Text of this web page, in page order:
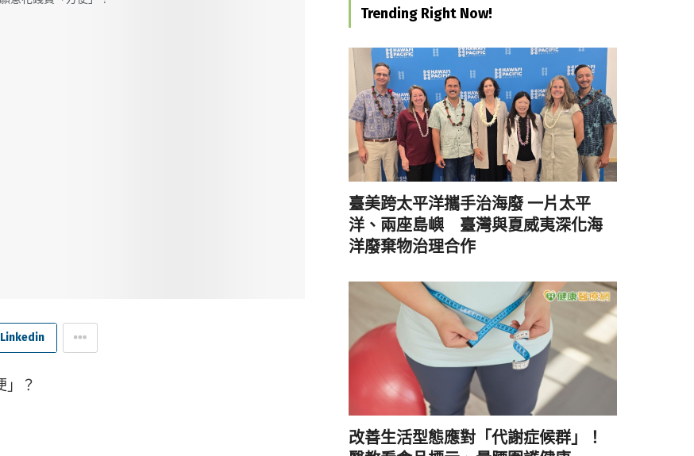
Linkedin
Trending Right Now!
臺美跨太平洋攜手治海廢 一片太平
洋、兩座島嶼 臺灣與夏威夷深化海
洋廢棄物治理合作
改善生活型態應對「代謝症候群」！